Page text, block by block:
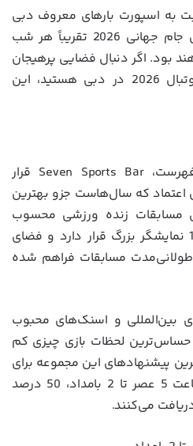
به اسپورت بارهای معروف دبی
می‌رسد؛ جاهایی که در طول جام جهانی 2026 تقریباً هر شب
بود. اگر دنبال فضایی پرهیجان
برای تماشای جام جهانی فوتبال 2026 در دبی هستید، این
در پست دروازه‌بانی این فهرست، Seven Sports Bar قرار
اعتماد که سال‌هاست جزو بهترین
مسابقات زنده ورزشی محسوب
می‌شود. در این مجموعه 13 نمایشگر بزرگ قرار دارد و فضای
مسابقات فراهم شده
بین‌المللی و اسنک‌های محبوب
حساس‌ترین لحظات بازی چیزی کم
پیشنهادهای این مجموعه برای
معلمان است؛ هر شب از ساعت 5 عصر تا 2 بامداد، 50 درصد
می‌کنند.